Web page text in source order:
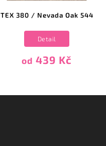
TEX 380 / Nevada Oak 544
od 439 Kč
Detail